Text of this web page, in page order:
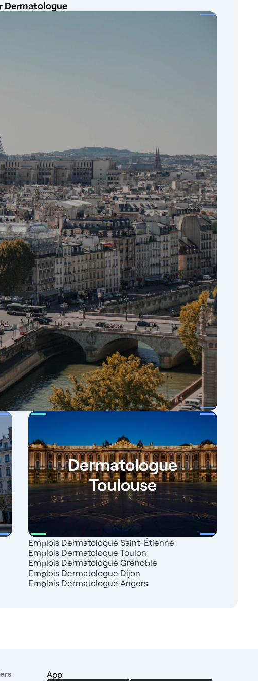
Dermatologue
Dermatologue
Toulouse
Emplois Dermatologue Saint-Étienne
Emplois Dermatologue Toulon
Emplois Dermatologue Grenoble
Emplois Dermatologue Dijon
Emplois Dermatologue Angers
App